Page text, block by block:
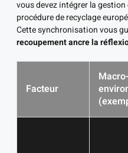
vous devez intégrer la gestion
procédure de recyclage
Cette synchronisation vous
recoupement ancre la
Facteur
Macro-